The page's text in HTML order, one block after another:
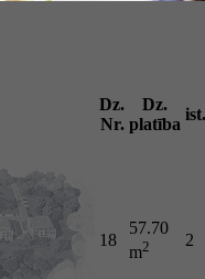
Dz.
Nr.
Dz.
platība
ist.
18
57.70
m2 2